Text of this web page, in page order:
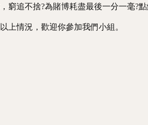
窮追不捨?為賭博耗盡最後一分一毫?
上情況，歡迎你參加我們小組。